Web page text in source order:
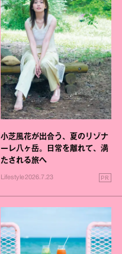
小芝風花が出合う、夏のリゾナ
ーレ八ヶ岳。日常を離れて、満
たされる旅へ
Lifestyle2026.7.23 PR